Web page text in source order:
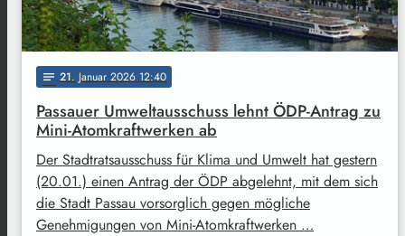
notes 21. Januar 2026 12:40
Passauer Umweltausschuss lehnt ÖDP-Antrag zu
Mini-Atomkraftwerken ab
Der Stadtratsausschuss für Klima und Umwelt hat gestern
(20.01.) einen Antrag der ÖDP abgelehnt, mit dem sich
die Stadt Passau vorsorglich gegen mögliche
Genehmigungen von Mini-Atomkraftwerken …